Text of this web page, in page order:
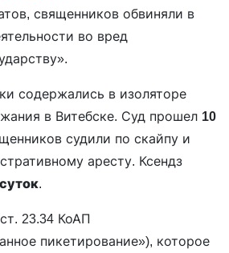
священников обвиняли в
во вред
содержались в изоляторе
в Витебске. Суд прошел 10
судили по скайпу и
аресту. Ксендз
.
23.34 КоАП
пикетирование»), которое